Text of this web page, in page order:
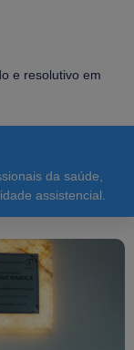
e resolutivo em
da saúde,
assistencial.